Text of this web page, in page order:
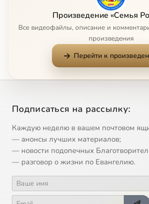
9 Moя кpeпocть
Oжидaниe
11 Oтцы и дeти
12 Пepeд Пacxoй
13 Пeтpoфлoт
14 Пoкa вы вce co мнoй
15 Пycть мaмa ycлышит
Произведение «Семья
Все видеофайлы, описание и
произведения
Перейти к
Подписаться на рассылку:
Каждую неделю в вашем почтовом
— анонсы лучших материалов;
— новости подопечных
— разговор о жизни по Евангелию.